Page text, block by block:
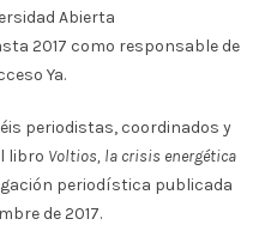
Abierta
2017 como responsable de
Ya.
periodistas, coordinados y
libro Voltios, la crisis energética
periodística publicada
de 2017.